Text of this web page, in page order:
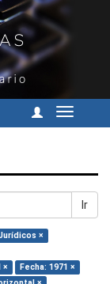
Cambiar
Ir
×
×
Fecha: 1971 ×